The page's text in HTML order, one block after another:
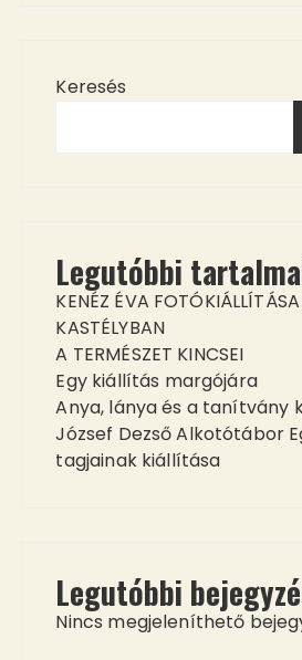
Keresés
Legutóbbi
KENÉZ ÉVA
KASTÉLYBAN
A TERMÉSZET KINCSEI
Egy kiállítás margójára
Anya, lánya és a tanítvány
József Dezső Alkotótábor
tagjainak kiállítása
Legutóbbi
Nincs megjeleníthető